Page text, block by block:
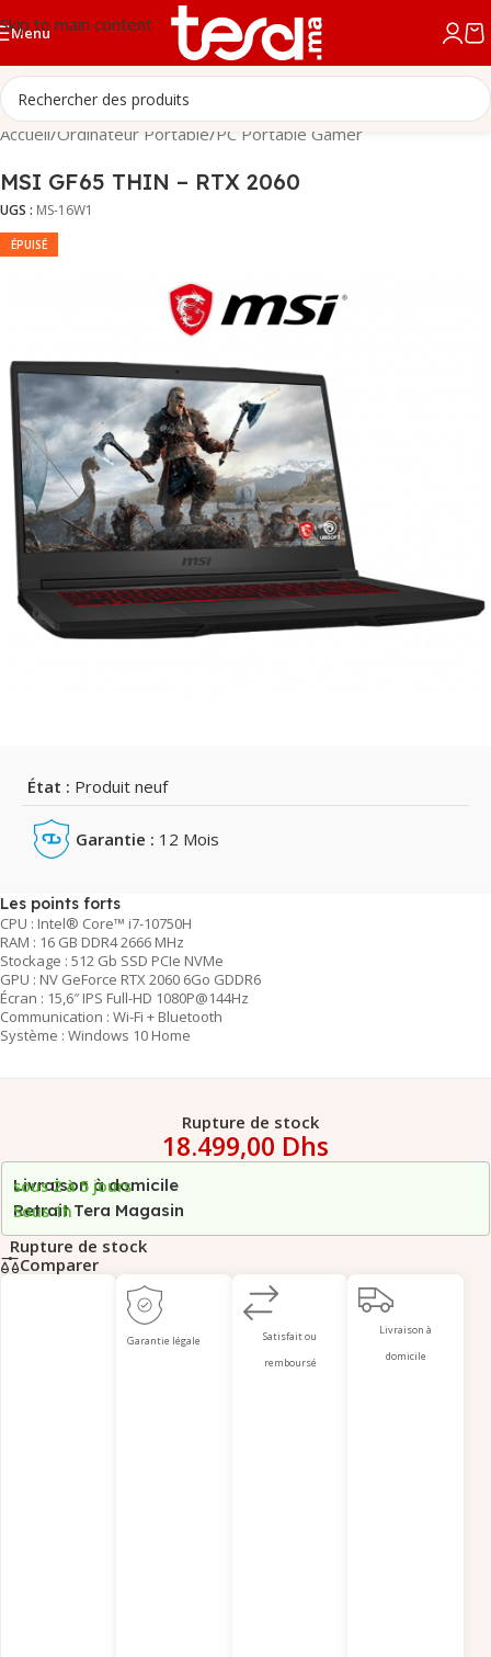
Skip to main content
Menu
Accueil/Ordinateur Portable/PC Portable Gamer
MSI GF65 THIN – RTX 2060
UGS : MS-16W1
ÉPUISÉ
État : Produit neuf
Garantie : 12 Mois
Les points forts
CPU : Intel® Core™ i7-10750H
RAM : 16 GB DDR4 2666 MHz
Stockage : 512 Gb SSD PCIe NVMe
GPU : NV GeForce RTX 2060 6Go GDDR6
Écran : 15,6″ IPS Full-HD 1080P@144Hz
Communication : Wi-Fi + Bluetooth
Système : Windows 10 Home
Rupture de stock
18.499,00 Dhs
Livraison à domicile
sous 2 à 5 jours
Retrait Tera Magasin
Sous 1h
Rupture de stock
Comparer
Garantie légale
Satisfait ou
remboursé
Livraison à
domicile